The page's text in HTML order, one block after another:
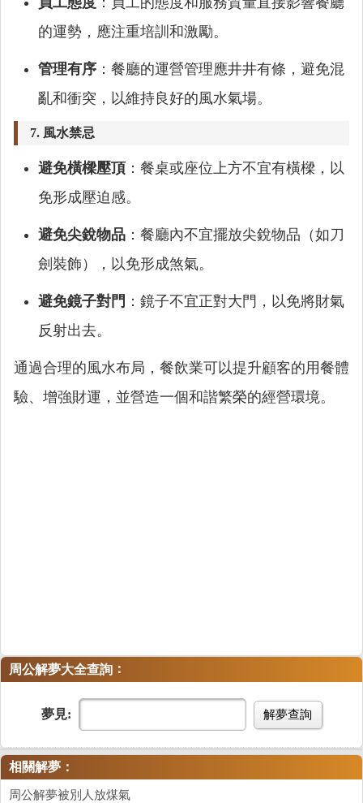
的運勢，應注重培訓和激勵。
管理有序 ：餐廳的運營管理應井井有條，避免混
亂和衝突，以維持良好的風水氣場。
7. 風水禁忌
避免橫樑壓頂 ：餐桌或座位上方不宜有橫樑，以
免形成壓迫感。
避免尖銳物品 ：餐廳內不宜擺放尖銳物品（如刀
劍裝飾），以免形成煞氣。
避免鏡子對門 ：鏡子不宜正對大門，以免將財氣
反射出去。
通過合理的風水布局，餐飲業可以提升顧客的用餐體
驗、增強財運，並營造一個和諧繁榮的經營環境。
周公解夢大全查詢 ：
夢見: 解夢查詢
相關解夢：
周公解夢被別人放煤氣